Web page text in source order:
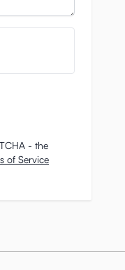
- the
of Service